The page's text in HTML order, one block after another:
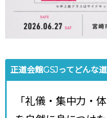
正道会館GSJってどんな
「礼儀・集中力・体